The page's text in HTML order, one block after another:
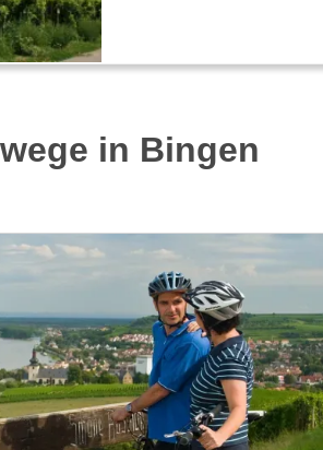
in Bingen